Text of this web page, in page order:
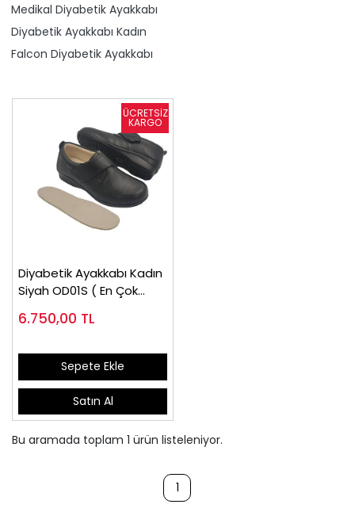
Medikal Diyabetik Ayakkabı
Diyabetik Ayakkabı Kadın
Falcon Diyabetik Ayakkabı
Diyabetik Ayakkabı Kadın
Siyah OD01S ( En Çok
6.750,00 TL
Sepete Ekle
Satın Al
Bu aramada toplam 1 ürün listeleniyor.
1